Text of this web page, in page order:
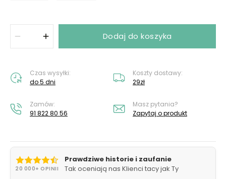
Dodaj do koszyka
Czas wysyłki:
do 5 dni
Koszty dostawy:
29zł
Zamów:
91 822 80 56
Masz pytania?
Zapytaj o produkt
20 000+ OPINII
Prawdziwe historie i zaufanie
Tak oceniają nas Klienci tacy jak Ty